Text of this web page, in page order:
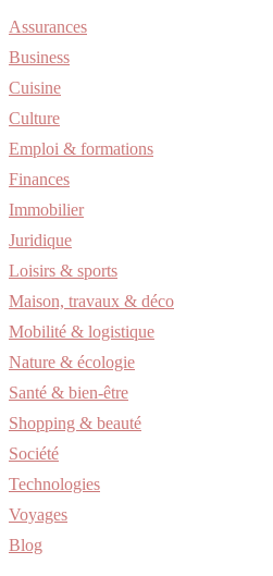
Assurances
Business
Cuisine
Culture
Emploi & formations
Finances
Immobilier
Juridique
Loisirs & sports
Maison, travaux & déco
Mobilité & logistique
Nature & écologie
Santé & bien-être
Shopping & beauté
Société
Technologies
Voyages
Blog